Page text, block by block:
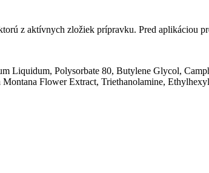
z aktívnych zložiek prípravku. Pred aplikáciou
Polysorbate 80, Butylene Glycol,
Flower Extract, Triethanolamine,